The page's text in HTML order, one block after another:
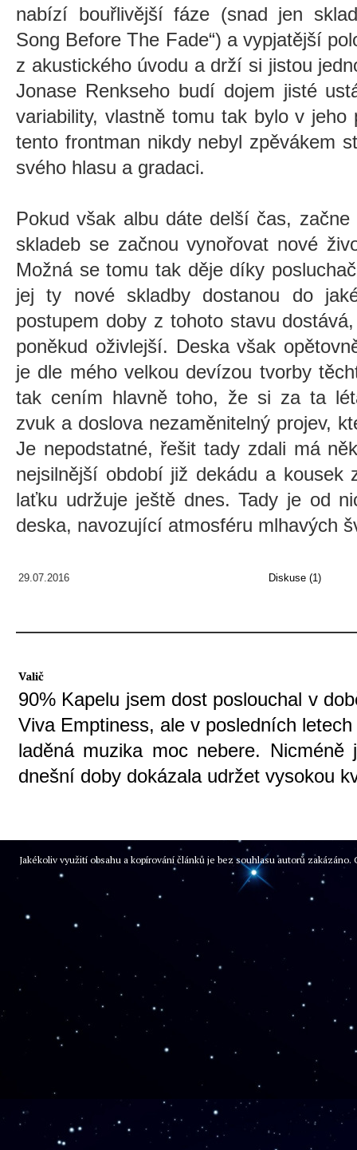
nabízí bouřlivější fáze (snad jen
Song Before The Fade“) a vypjatější
z akustického úvodu a drží si jistou
Jonase Renkseho budí dojem jisté
variability, vlastně tomu tak bylo v
tento frontman nikdy nebyl zpěvákem
svého hlasu a gradaci.
Pokud však albu dáte delší čas,
skladeb se začnou vynořovat nové
Možná se tomu tak děje díky
jej ty nové skladby dostanou do
postupem doby z tohoto stavu
poněkud oživlejší. Deska však
je dle mého velkou devízou tvorby
tak cením hlavně toho, že si za ta
zvuk a doslova nezaměnitelný projev,
Je nepodstatné, řešit tady zdali má
nejsilnější období již dekádu a kousek
laťku udržuje ještě dnes. Tady je od
deska, navozující atmosféru mlhavých
29.07.2016 Diskuse (1)
Valič
90% Kapelu jsem dost poslouchal v
Viva Emptiness, ale v posledních
laděná muzika moc nebere.
dnešní doby dokázala udržet vysokou
Jakékoliv využití obsahu a kopírování článků je bez souhlasu autorů